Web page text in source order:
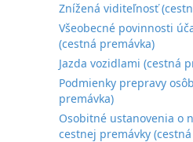
Znížená viditeľnosť
Všeobecné povinnosti
(cestná premávka)
Jazda vozidlami (cestná
Podmienky prepravy
premávka)
Osobitné ustanovenia o
cestnej premávky